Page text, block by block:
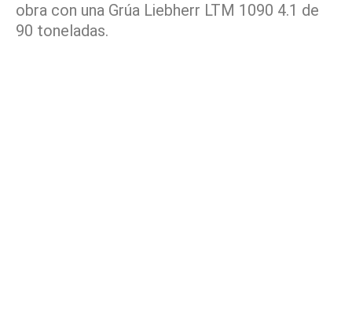
obra con una Grúa Liebherr LTM 1090 4.1 de
90 toneladas.